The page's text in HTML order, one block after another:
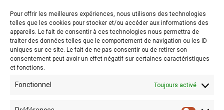
Pour offrir les meilleures expériences, nous utilisons des technologies
telles que les cookies pour stocker et/ou accéder aux informations des
appareils. Le fait de consentir à ces technologies nous permettra de
traiter des données telles que le comportement de navigation ou les ID
uniques sur ce site. Le fait de ne pas consentir ou de retirer son
consentement peut avoir un effet négatif sur certaines caractéristiques
et fonctions.
Fonctionnel Toujours activé